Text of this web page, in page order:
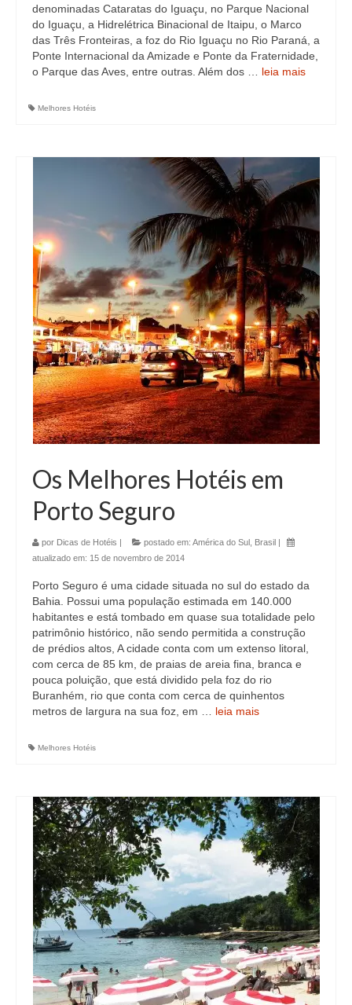
denominadas Cataratas do Iguaçu, no Parque Nacional
do Iguaçu, a Hidrelétrica Binacional de Itaipu, o Marco
das Três Fronteiras, a foz do Rio Iguaçu no Rio Paraná, a
Ponte Internacional da Amizade e Ponte da Fraternidade,
o Parque das Aves, entre outras. Além dos … leia mais
Melhores Hotéis
Os Melhores Hotéis em
Porto Seguro
por Dicas de Hotéis | postado em: América do Sul Brasil |
atualizado em: 15 de novembro de 2014
Porto Seguro é uma cidade situada no sul do estado da
Bahia. Possui uma população estimada em 140.000
habitantes e está tombado em quase sua totalidade pelo
patrimônio histórico, não sendo permitida a construção
de prédios altos, A cidade conta com um extenso litoral,
com cerca de 85 km, de praias de areia fina, branca e
pouca poluição, que está dividido pela foz do rio
Buranhém, rio que conta com cerca de quinhentos
metros de largura na sua foz, em … leia mais
Melhores Hotéis